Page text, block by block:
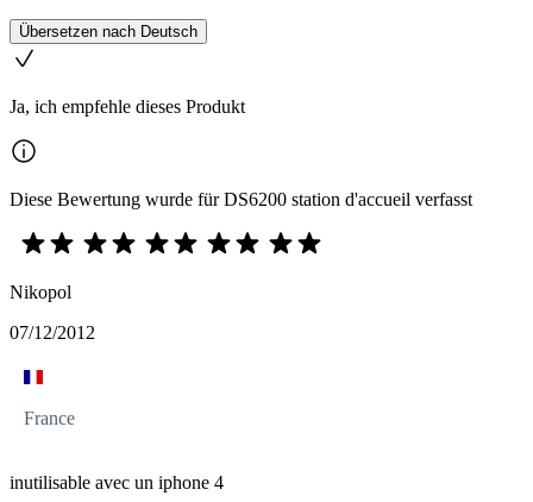
Übersetzen nach Deutsch
Ja, ich empfehle dieses Produkt
Diese Bewertung wurde für DS6200 station d'accueil verfasst
Nikopol
07/12/2012
France
inutilisable avec un iphone 4